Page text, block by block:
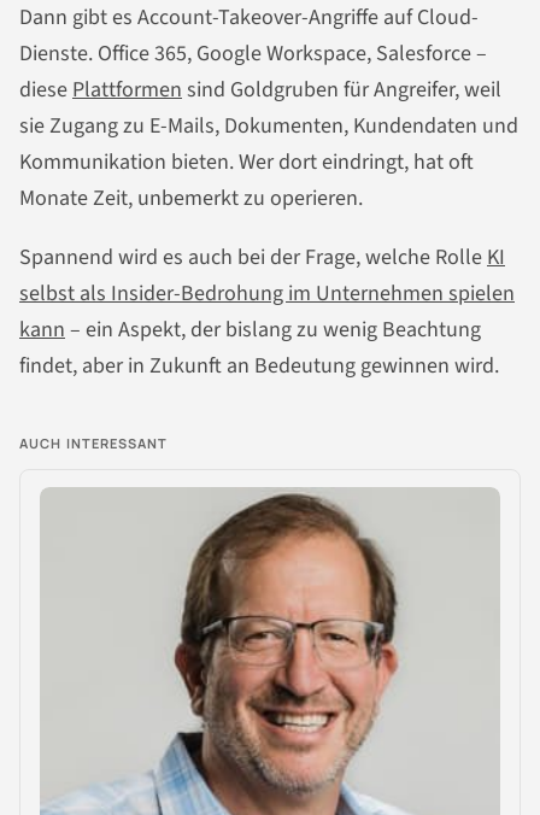
Dann gibt es Account-Takeover-Angriffe auf Cloud-
Dienste. Office 365, Google Workspace, Salesforce –
diese Plattformen sind Goldgruben für Angreifer, weil
sie Zugang zu E-Mails, Dokumenten, Kundendaten und
Kommunikation bieten. Wer dort eindringt, hat oft
Monate Zeit, unbemerkt zu operieren.
Spannend wird es auch bei der Frage, welche RolleKI
selbst als Insider-Bedrohung im Unternehmen spielen
kann– ein Aspekt, der bislang zu wenig Beachtung
findet, aber in Zukunft an Bedeutung gewinnen wird.
AUCH INTERESSANT